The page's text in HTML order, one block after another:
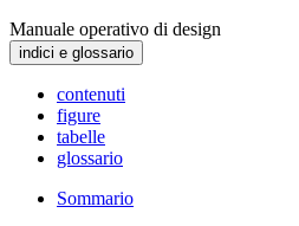
Manuale operativo di design
indici e glossario
contenuti
figure
tabelle
glossario
Sommario